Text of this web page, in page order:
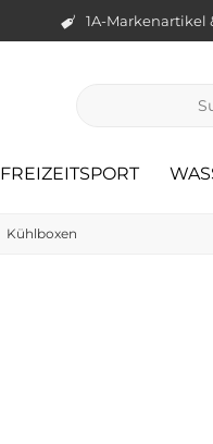
1A-Markenartikel
FREIZEITSPORT
Kühlboxen